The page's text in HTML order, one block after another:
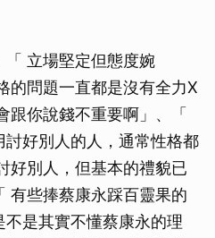
立場堅定但態度婉
的問題一直都是沒有全力X
跟你說錢不重要啊」、「
好別人的人，通常性格都
好別人，但基本的禮貌已
有些捧蔡康永踩百靈果的
是其實不懂蔡康永的理